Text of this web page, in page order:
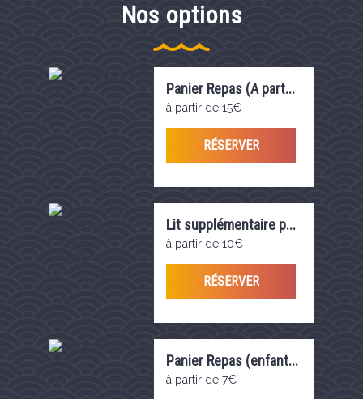
Nos options
Panier Repas (A part...
à partir de 15€
RÉSERVER
Lit supplémentaire p...
à partir de 10€
RÉSERVER
Panier Repas (enfant...
à partir de 7€